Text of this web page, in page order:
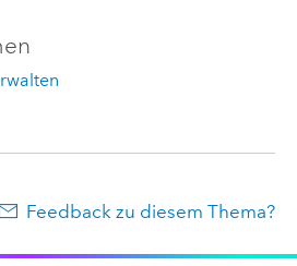
Feedback zu diesem Thema?